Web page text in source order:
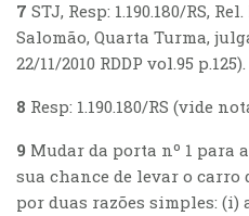
7 STJ, Resp: 1.190.180/RS,
Salomão, Quarta Turma,
22/11/2010 RDDP vol.95 p.125).
8 Resp: 1.190.180/RS (vide
9 Mudar da porta nº 1 para
sua chance de levar o carro
por duas razões simples: (i)